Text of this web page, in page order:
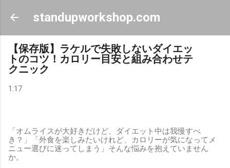
スキップしてメイン コンテンツに移動
standupworkshop.com
【保存版】ラケルで失敗しないダイエッ
トのコツ！カロリー目安と組み合わせテ
クニック
1:17
「オムライスが大好きだけど、ダイエット中は我慢すべ
き？」「外食を楽しみたいけれど、カロリーが気になってメ
ニュー選びに迷ってしまう」そんな悩みを抱えていません
か。